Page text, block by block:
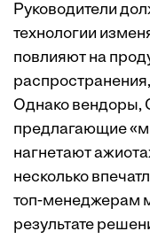
Руководители
технологии
повлияют на
Однако вендоры,
предлагающие
нагнетают
несколько
топ-менеджерам
результате